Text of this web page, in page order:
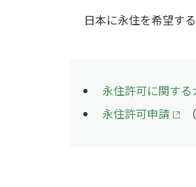
日本に永住を希望す
永住許可に関す
永住許可申請